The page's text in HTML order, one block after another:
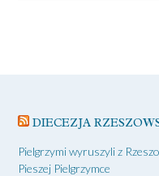
DIECEZJA
Pielgrzymi wyruszyli z
Pieszej Pielgrzymce